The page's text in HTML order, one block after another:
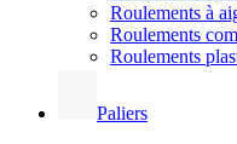
Roulements à
Roulements
Roulements
Paliers